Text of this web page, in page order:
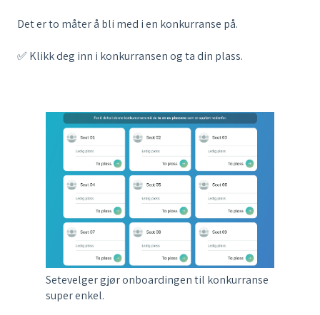
Det er to måter å bli med i en konkurranse på.
✅ Klikk deg inn i konkurransen og ta din plass.
Setevelger gjør onboardingen til konkurranse
super enkel.